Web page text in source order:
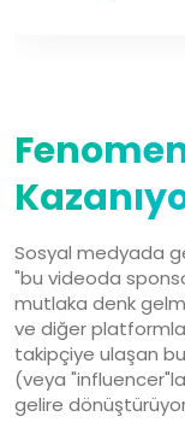
Sosyal medyada
"bu videoda
mutlaka denk
ve diğer
takipçiye ulaşan
(veya
gelire